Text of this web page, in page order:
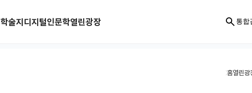
학술지디지털인문학열린광장 통합
홈열린광